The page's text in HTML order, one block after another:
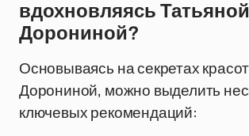
вдохновляясь Татьяной
Дорониной?
Основываясь на секретах
Дорониной, можно выделить
ключевых рекомендаций: